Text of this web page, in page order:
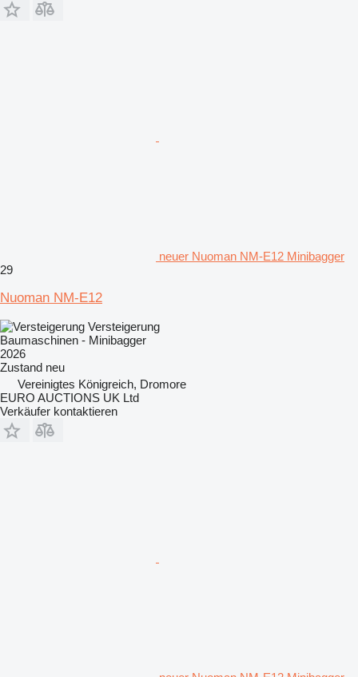
neuer Nuoman NM-E12 Minibagger
29
Nuoman NM-E12
Versteigerung
Baumaschinen - Minibagger
2026
Zustand neu
Vereinigtes Königreich, Dromore
EURO AUCTIONS UK Ltd
Verkäufer kontaktieren